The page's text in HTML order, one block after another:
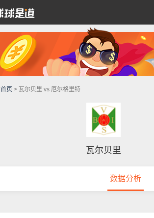
首页 > 瓦尔贝里 vs 厄尔格里特
瓦尔贝里
数据分析